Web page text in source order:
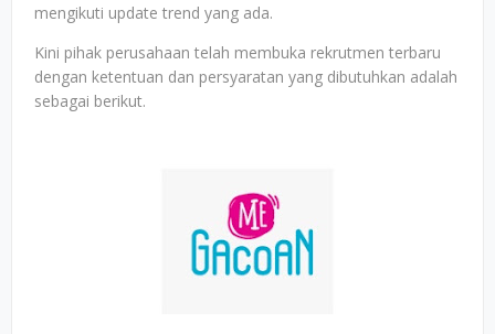
mengikuti update trend yang ada.
Kini pihak perusahaan telah membuka rekrutmen terbaru
dengan ketentuan dan persyaratan yang dibutuhkan adalah
sebagai berikut.